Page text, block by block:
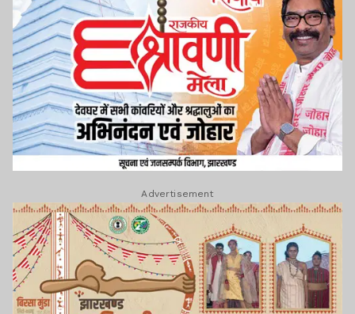
Advertisement